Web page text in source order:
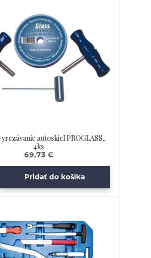
autoskiel PROGLASS,
4ks
69,73 €
Pridať do košíka